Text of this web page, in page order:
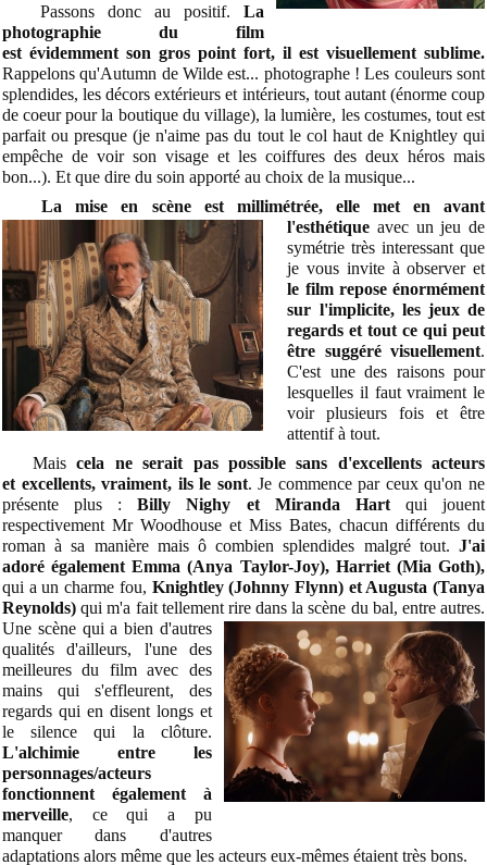
Passons donc au positif. La
photographie du film
est évidemment son gros point fort, il est visuellement sublime.
Rappelons qu'Autumn de Wilde est... photographe ! Les couleurs sont
splendides, les décors extérieurs et intérieurs, tout autant (énorme coup
de coeur pour la boutique du village), la lumière, les costumes, tout est
parfait ou presque (je n'aime pas du tout le col haut de Knightley qui
empêche de voir son visage et les coiffures des deux héros mais
bon...). Et que dire du soin apporté au choix de la musique...
La mise en scène est millimétrée, elle met en avant
l'esthétique avec un jeu de
symétrie très interessant que
je vous invite à observer et
le film repose énormément
sur l'implicite, les jeux de
regards et tout ce qui peut
être suggéré visuellement.
C'est une des raisons pour
lesquelles il faut vraiment le
voir plusieurs fois et être
attentif à tout.
Maiscela ne serait pas possible sans d'excellents acteurs
et excellents, vraiment, ils le sont. Je commence par ceux qu'on ne
présente plus :Billy Nighy et Miranda Hartqui jouent
respectivement Mr Woodhouse et Miss Bates, chacun différents du
roman à sa manière mais ô combien splendides malgré tout. J'ai
adoré également Emma (Anya Taylor-Joy), Harriet (Mia Goth),
qui a un charme fou, Knightley (Johnny Flynn) et Augusta (Tanya
Reynolds) qui m'a fait tellement rire dans la scène du bal, entre autres.
Une scènequi a bien d'autres
qualités d'ailleurs, l'une des
meilleures du film avec des
mains qui s'effleurent, des
regards qui en disent longs et
le silence qui la clôture.
L'alchimie entre les
personnages/acteurs
fonctionnent également à
merveille, ce qui a pu
manquer dans d'autres
adaptations alors même que les acteurs eux-mêmes étaient très bons.